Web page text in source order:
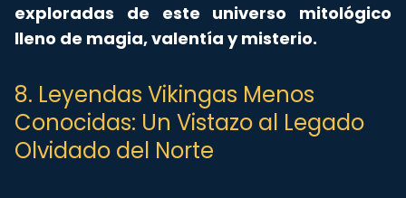
exploradas de este universo mitológico
lleno de magia, valentía y misterio.
8. Leyendas Vikingas Menos
Conocidas: Un Vistazo al Legado
Olvidado del Norte